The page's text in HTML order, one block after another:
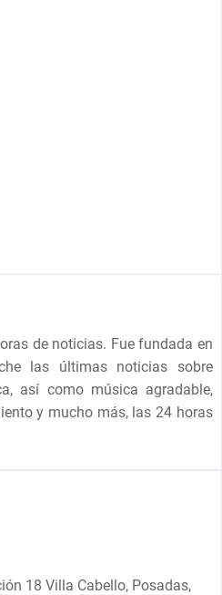
de noticias. Fue fundada en
las últimas noticias sobre
así como música agradable,
y mucho más, las 24 horas
18 Villa Cabello, Posadas,